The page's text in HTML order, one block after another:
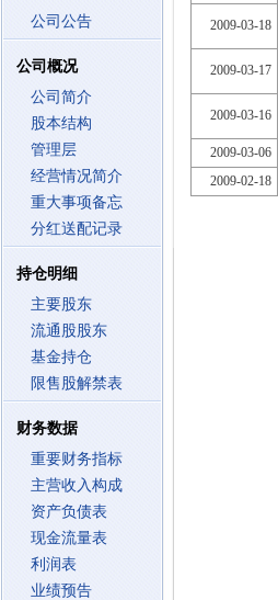
公司公告
公司概况
公司简介
股本结构
管理层
经营情况简介
重大事项备忘
分红送配记录
持仓明细
主要股东
流通股股东
基金持仓
限售股解禁表
财务数据
重要财务指标
主营收入构成
资产负债表
现金流量表
利润表
业绩预告
2009-03-18
2009-03-17
2009-03-16
2009-03-06
2009-02-18